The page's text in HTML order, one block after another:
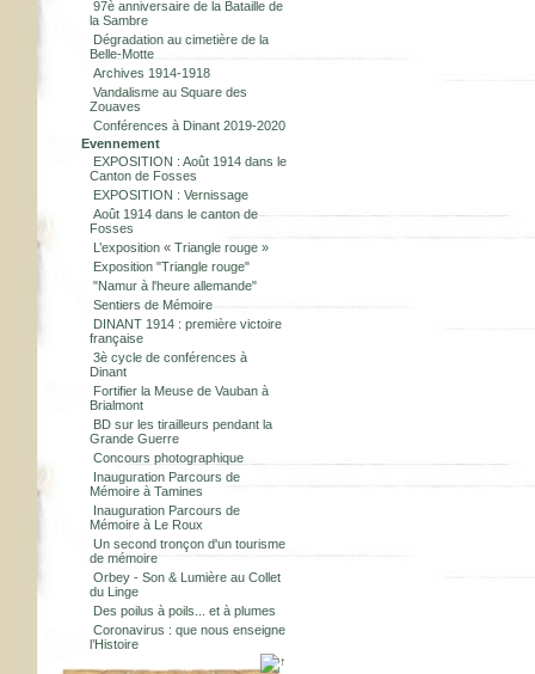
97è anniversaire de la Bataille de
la Sambre
Dégradation au cimetière de la
Belle-Motte
Archives 1914-1918
Vandalisme au Square des
Zouaves
Conférences à Dinant 2019-2020
Evennement
EXPOSITION : Août 1914 dans le
Canton de Fosses
EXPOSITION : Vernissage
Août 1914 dans le canton de
Fosses
L’exposition « Triangle rouge »
Exposition "Triangle rouge"
"Namur à l'heure allemande"
Sentiers de Mémoire
DINANT 1914 : première victoire
française
3è cycle de conférences à
Dinant
Fortifier la Meuse de Vauban à
Brialmont
BD sur les tirailleurs pendant la
Grande Guerre
Concours photographique
Inauguration Parcours de
Mémoire à Tamines
Inauguration Parcours de
Mémoire à Le Roux
Un second tronçon d'un tourisme
de mémoire
Orbey - Son & Lumière au Collet
du Linge
Des poilus à poils... et à plumes
Coronavirus : que nous enseigne
l’Histoire